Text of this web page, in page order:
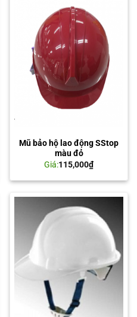
Mũ bảo hộ lao động SStop
màu đỏ
Giá:115,000₫